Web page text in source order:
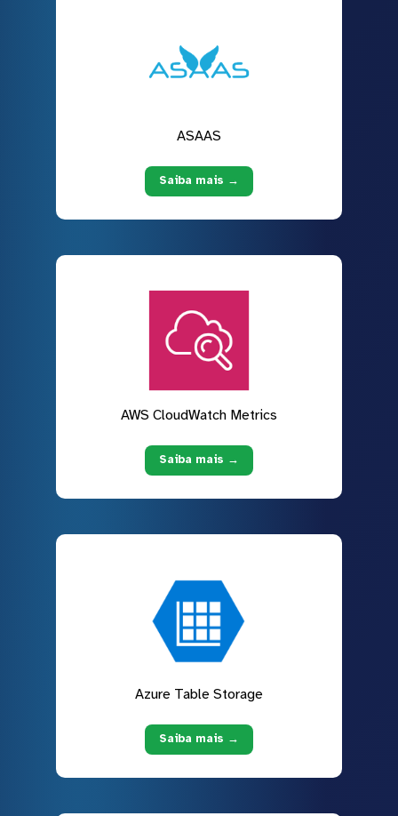
ASAAS
Saiba mais →
AWS CloudWatch Metrics
Saiba mais →
Azure Table Storage
Saiba mais →